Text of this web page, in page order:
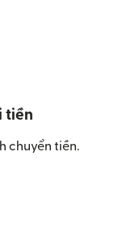
tiền
chuyển tiền.